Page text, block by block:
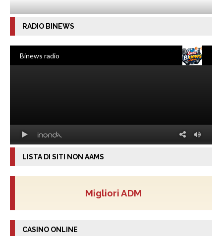
RADIO BINEWS
LISTA DI SITI NON AAMS
Migliori ADM
CASINO ONLINE